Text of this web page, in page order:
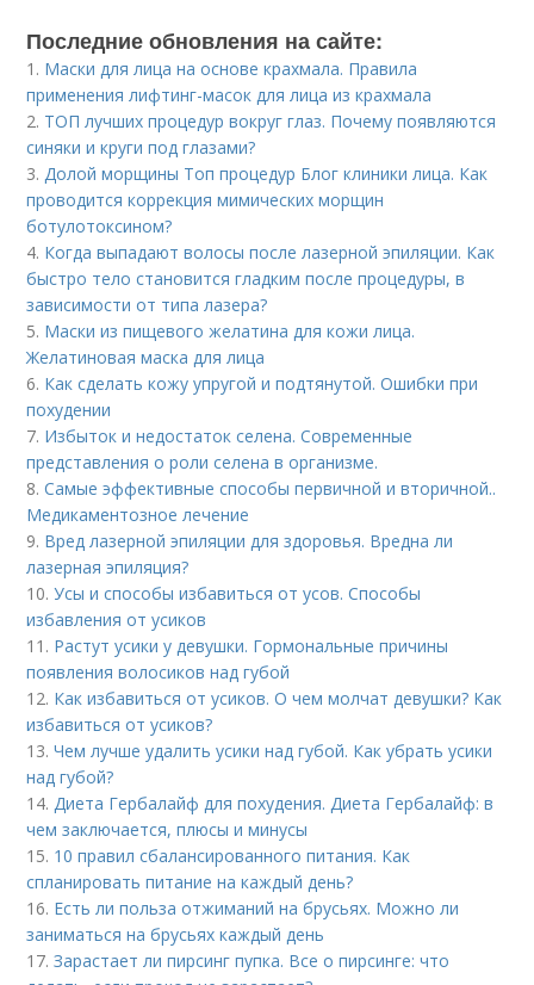
Последние обновления на сайте:
1. Маски для лица на основе крахмала. Правила
применения лифтинг-масок для лица из крахмала
2. ТОП лучших процедур вокруг глаз. Почему появляются
синяки и круги под глазами?
3.Долой морщины Топ процедур Блог клиники лица. Как
проводится коррекция мимических морщин
ботулотоксином?
4. Когда выпадают волосы после лазерной эпиляции. Как
быстро тело становится гладким после процедуры, в
зависимости от типа лазера?
5. Маски из пищевого желатина для кожи лица.
Желатиновая маска для лица
6. Как сделать кожу упругой и подтянутой. Ошибки при
похудении
7. Избыток и недостаток селена. Современные
представления о роли селена в организме.
8.Самые эффективные способы первичной и вторичной..
Медикаментозное лечение
9. Вред лазерной эпиляции для здоровья. Вредна ли
лазерная эпиляция?
10.Усы и способы избавиться от усов. Способы
избавления от усиков
11. Растут усики у девушки. Гормональные причины
появления волосиков над губой
12. Как избавиться от усиков. О чем молчат девушки? Как
избавиться от усиков?
13.Чем лучше удалить усики над губой. Как убрать усики
над губой?
14.Диета Гербалайф для похудения. Диета Гербалайф: в
чем заключается, плюсы и минусы
15. 10 правил сбалансированного питания. Как
спланировать питание на каждый день?
16. Есть ли польза отжиманий на брусьях. Можно ли
заниматься на брусьях каждый день
17.Зарастает ли пирсинг пупка. Все о пирсинге: что